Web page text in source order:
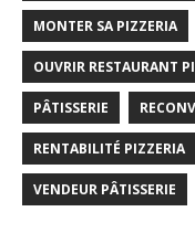
MONTER SA PIZZERIA
OUVRIR RESTAURANT
PÂTISSERIE
RENTABILITÉ PIZZERIA
VENDEUR PÂTISSERIE